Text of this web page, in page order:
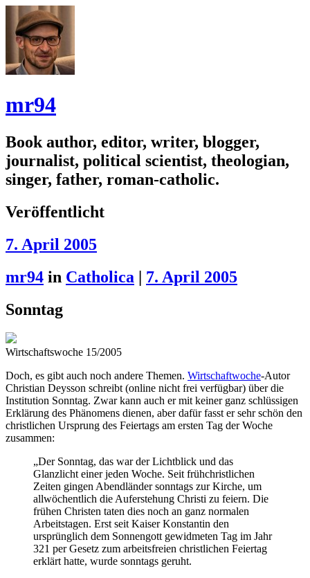
mr94
Book author, editor, writer, blogger,
journalist, political scientist, theologian,
singer, father, roman-catholic.
Veröffentlicht
7. April 2005
mr94 in Catholica | 7. April 2005
Sonntag
Wirtschaftswoche 15/2005
Doch, es gibt auch noch andere Themen. Wirtschaftwoche-Autor
Christian Deysson schreibt (online nicht frei verfügbar) über die
Institution Sonntag. Zwar kann auch er mit keiner ganz schlüssigen
Erklärung des Phänomens dienen, aber dafür fasst er sehr schön den
christlichen Ursprung des Feiertags am ersten Tag der Woche
zusammen:
„Der Sonntag, das war der Lichtblick und das
Glanzlicht einer jeden Woche. Seit frühchristlichen
Zeiten gingen Abendländer sonntags zur Kirche, um
allwöchentlich die Auferstehung Christi zu feiern. Die
frühen Christen taten dies noch an ganz normalen
Arbeitstagen. Erst seit Kaiser Konstantin den
ursprünglich dem Sonnengott gewidmeten Tag im Jahr
321 per Gesetz zum arbeitsfreien christlichen Feiertag
erklärt hatte, wurde sonntags geruht.